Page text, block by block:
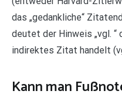
das „gedankliche“
deutet der Hinweis „vgl. “
indirektes Zitat handelt
Kann man